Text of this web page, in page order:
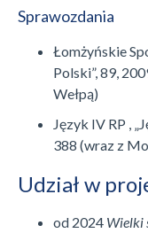
Sprawozdania
Łomżyńskie
Polski”, 89,
Wełpą)
Język IV RP ,
388 (wraz z
Udział w
od 2024 Wielki